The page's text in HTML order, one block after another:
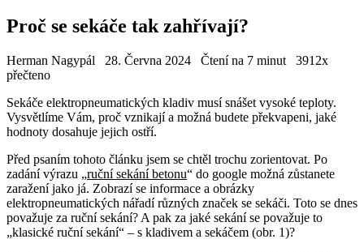
Proč se sekáče tak zahřívají?
Herman Nagypál 28. Června 2024 Čtení na 7 minut
3912x
přečteno
Sekáče elektropneumatických kladiv musí snášet vysoké teploty.
Vysvětlíme Vám, proč vznikají a možná budete překvapeni, jaké
hodnoty dosahuje jejich ostří.
Před psaním tohoto článku jsem se chtěl trochu zorientovat. Po
zadání výrazu „ruční sekání betonu“ do google možná zůstanete
zaražení jako já. Zobrazí se informace a obrázky
elektropneumatických nářadí různých značek se sekáči. Toto se dnes
považuje za ruční sekání? A pak za jaké sekání se považuje to
„klasické ruční sekání“ – s kladivem a sekáčem (obr. 1)?